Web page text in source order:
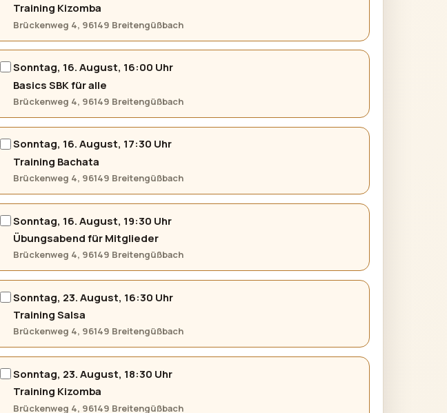
Training Kizomba
Brückenweg 4, 96149 Breitengüßbach
Sonntag, 16. August, 16:00 Uhr
Basics SBK für alle
Brückenweg 4, 96149 Breitengüßbach
Sonntag, 16. August, 17:30 Uhr
Training Bachata
Brückenweg 4, 96149 Breitengüßbach
Sonntag, 16. August, 19:30 Uhr
Übungsabend für Mitglieder
Brückenweg 4, 96149 Breitengüßbach
Sonntag, 23. August, 16:30 Uhr
Training Salsa
Brückenweg 4, 96149 Breitengüßbach
Sonntag, 23. August, 18:30 Uhr
Training Kizomba
Brückenweg 4, 96149 Breitengüßbach